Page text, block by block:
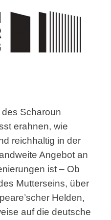
Scharoun
erahnen, wie
reichhaltig in der
Angebot an
ist – Ob
Mutterseins, über
Helden,
auf die deutsche